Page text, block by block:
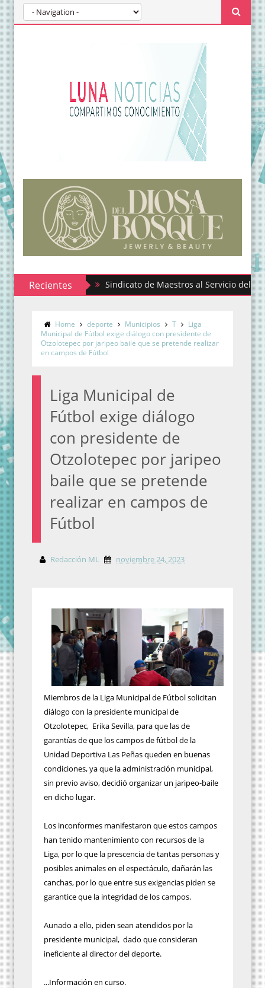
RecientesSindicato de Maestros al Servicio del Estado de
Home deporte Municipios T
Liga
Municipal de Fútbol exige diálogo con presidente de
Otzolotepec por jaripeo baile que se pretende realizar
en campos de Fútbol
Liga Municipal de
Fútbol exige diálogo
con presidente de
Otzolotepec por jaripeo
baile que se pretende
realizar en campos de
Fútbol
Redacción ML noviembre 24, 2023
Miembros de la Liga Municipal de Fútbol solicitan
diálogo con la presidente municipal de
Otzolotepec, Erika Sevilla, para que las de
garantías de que los campos de fútbol de la
Unidad Deportiva Las Peñas queden en buenas
condiciones, ya que la administración municipal,
sin previo aviso, decidió organizar un jaripeo-baile
en dicho lugar.
Los inconformes manifestaron que estos campos
han tenido mantenimiento con recursos de la
Liga, por lo que la prescencia de tantas personas y
posibles animales en el espectáculo, dañarán las
canchas, por lo que entre sus exigencias piden se
garantice que la integridad de los campos.
Aunado a ello, piden sean atendidos por la
presidente municipal, dado que consideran
ineficiente al director del deporte.
...Información en curso.